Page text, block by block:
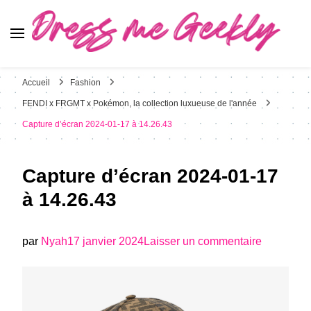
Accueil Fashion
FENDI x FRGMT x Pokémon, la collection luxueuse de l'année
Capture d’écran 2024-01-17 à 14.26.43
Capture d’écran 2024-01-17
à 14.26.43
par Nyah17 janvier 2024Laisser un commentairesur